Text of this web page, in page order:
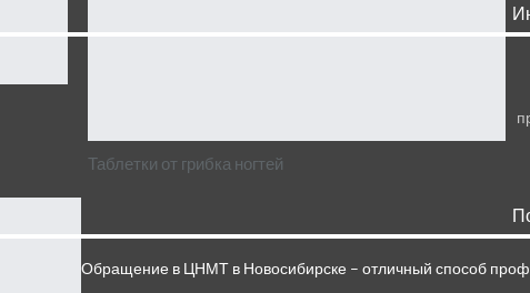
Таблетки от грибка ногтей
Обращение в ЦНМТ в Новосибирске – отличный способ